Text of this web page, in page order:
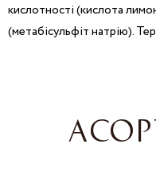
кислотності (кислота
(метабісульфіт натрію).